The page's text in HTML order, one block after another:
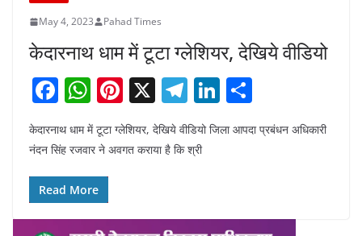
May 4, 2023 Pahad Times
केदारनाथ धाम में टूटा ग्लेशियर, देखिये वीडियो
F
c
e
b
o
W
h
at
s
A
p
Pi
nt
er
X T
el
e
gr
m
Li
k
n
ar
केदारनाथ धाम में टूटा ग्लेशियर, देखिये वीडियो जिला आपदा प्रबंधन अधिकारी
नंदन सिंह रजवार ने अवगत कराया है कि श्री
Read More